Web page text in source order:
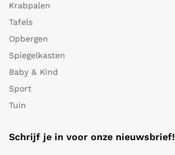
Krabpalen
Tafels
Opbergen
Spiegelkasten
Baby & Kind
Sport
Tuin
Schrijf je in voor onze nieuwsbrief!